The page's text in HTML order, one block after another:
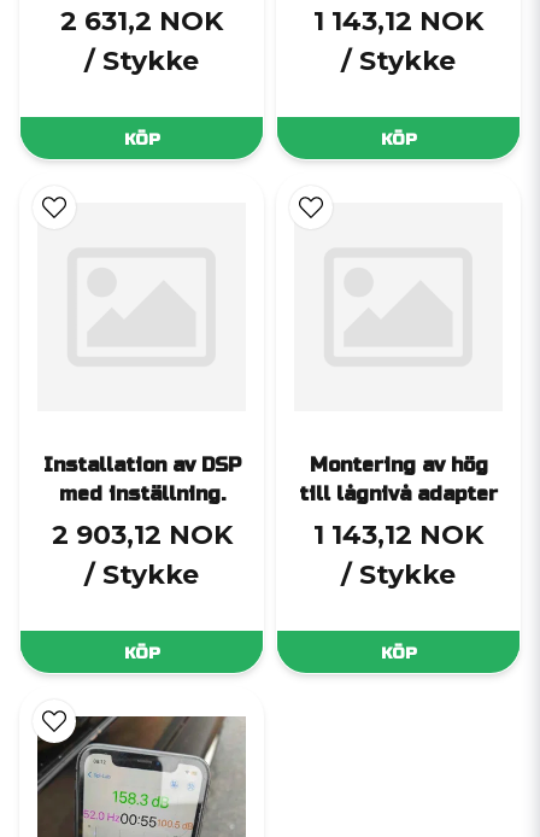
2 631,2 NOK
/ Stykke
KÖP
1 143,12 NOK
/ Stykke
KÖP
Installation av DSP
med inställning.
2 903,12 NOK
/ Stykke
KÖP
Montering av hög
till lågnivå adapter
1 143,12 NOK
/ Stykke
KÖP